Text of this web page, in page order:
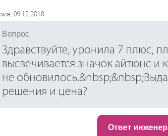
09.12.2018
Вопрос
Здравствуйте, уронила 7 плюс,
высвечивается значок айтюнс и
не
решения и цена?
Ответ